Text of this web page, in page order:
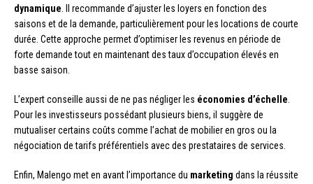
dynamique. Il recommande d’ajuster les loyers en fonction des
saisons et de la demande, particulièrement pour les locations de courte
durée. Cette approche permet d’optimiser les revenus en période de
forte demande tout en maintenant des taux d’occupation élevés en
basse saison.
L’expert conseille aussi de ne pas négliger les économies d’échelle.
Pour les investisseurs possédant plusieurs biens, il suggère de
mutualiser certains coûts comme l’achat de mobilier en gros ou la
négociation de tarifs préférentiels avec des prestataires de services.
Enfin, Malengo met en avant l’importance du marketing dans la réussite